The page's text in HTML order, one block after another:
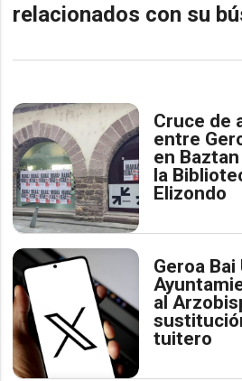
relacionados con su
Cruce de
entre
en
la
Elizondo
Geroa
al
tuitero